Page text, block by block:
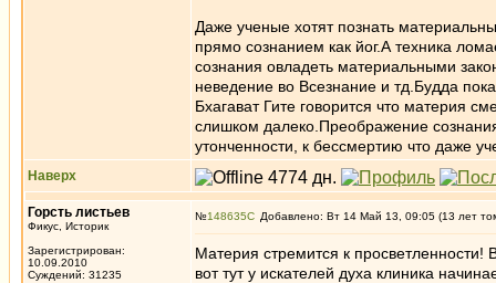
Даже ученые хотят познать
прямо сознанием как йог.А техника
сознания овладеть материальными
неведение во Всезнание и тд.Будда
Бхагават Гите говорится что материя
слишком далеко.Преображение
утонченности, к бессмертию что даже
Наверх
Горсть листьев
Фикус, Историк
Зарегистрирован:
10.09.2010
Суждений: 31235
№148635 Добавлено: Вт 14 Май 13, 09:05 (13 лет
Материя стремится к
вот тут у искателей духа клиника